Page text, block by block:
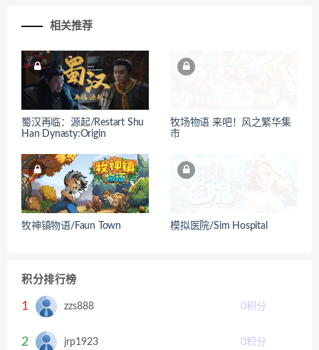
相关推荐
蜀汉再临：源起/Restart Shu
Han Dynasty:Origin
牧场物语 来吧！风之繁华集
市
牧神镇物语/Faun Town 模拟医院/Sim Hospital
积分排行榜
1 zzs888 0积分
2 jrp1923 0积分